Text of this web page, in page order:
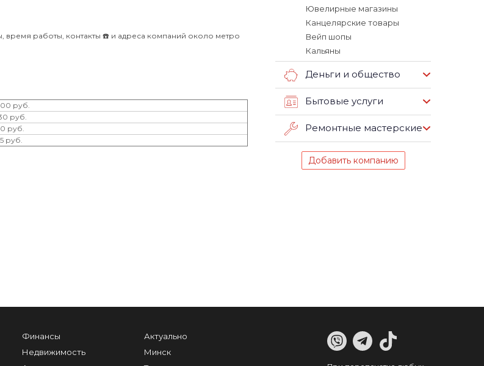
время работы, контакты ☎️ и адреса компаний около метро
руб.
руб.
руб.
руб.
Ювелирные магазины
Канцелярские товары
Вейп шопы
Кальяны
Деньги и общество
Бытовые услуги
Ремонтные мастерские
Добавить компанию
Финансы
Недвижимость
Актуально
Минск